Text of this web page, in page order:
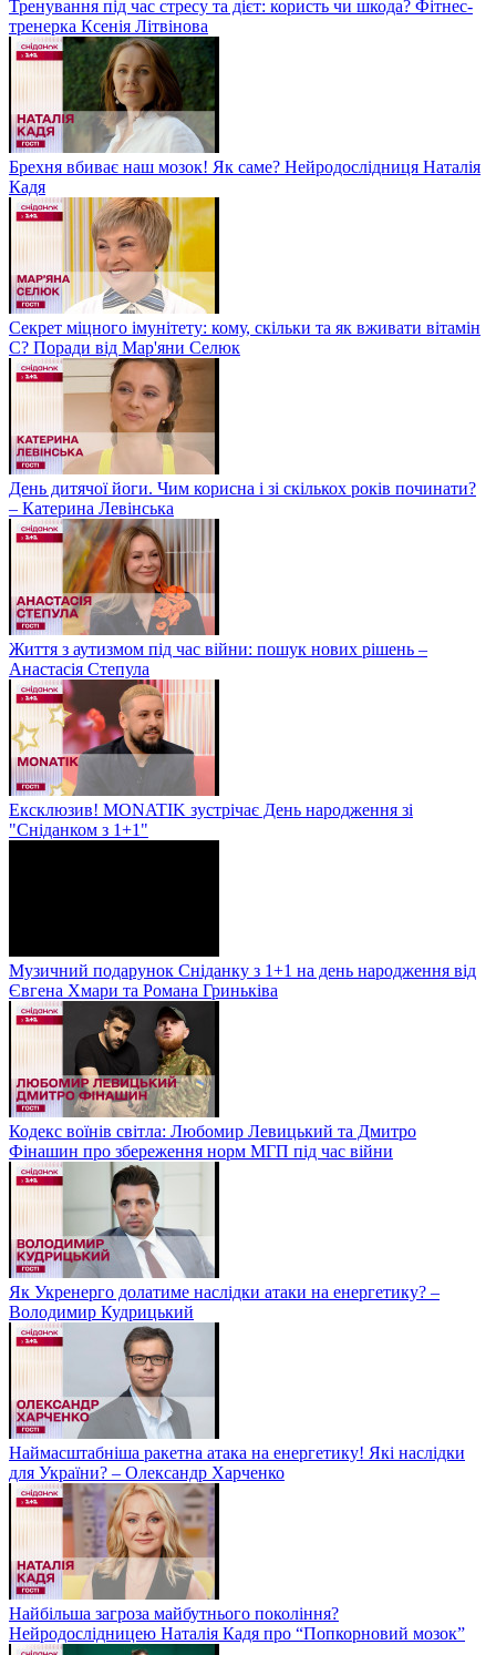
Тренування під час стресу та дієт: користь чи шкода? Фітнес-
тренерка Ксенія Літвінова
Брехня вбиває наш мозок! Як саме? Нейродослідниця Наталія
Кадя
Секрет міцного імунітету: кому, скільки та як вживати вітамін
С? Поради від Мар'яни Селюк
День дитячої йоги. Чим корисна і зі скількох років починати?
– Катерина Левінська
Життя з аутизмом під час війни: пошук нових рішень –
Анастасія Степула
Ексклюзив! MONATIK зустрічає День народження зі
"Сніданком з 1+1"
Музичний подарунок Сніданку з 1+1 на день народження від
Євгена Хмари та Романа Гриньківа
Кодекс воїнів світла: Любомир Левицький та Дмитро
Фінашин про збереження норм МГП під час війни
Як Укренерго долатиме наслідки атаки на енергетику? –
Володимир Кудрицький
Наймасштабніша ракетна атака на енергетику! Які наслідки
для України? – Олександр Харченко
Найбільша загроза майбутнього покоління?
Нейродослідницею Наталія Кадя про “Попкорновий мозок”